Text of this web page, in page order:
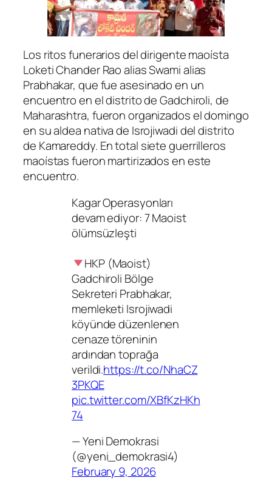
Los ritos funerarios del dirigente maoísta
Loketi Chander Rao alias Swami alias
Prabhakar, que fue asesinado en un
encuentro en el distrito de Gadchiroli, de
Maharashtra, fueron organizados el domingo
en su aldea nativa de Isrojiwadi del distrito
de Kamareddy. En total siete guerrilleros
maoístas fueron martirizados en este
encuentro.
Kagar Operasyonları
devam ediyor: 7 Maoist
ölümsüzleşti
HKP (Maoist)
Gadchiroli Bölge
Sekreteri Prabhakar,
memleketi Isrojiwadi
köyünde düzenlenen
cenaze töreninin
ardından toprağa
verildi.https://t.co/NhaCZ
3PKQE
pic.twitter.com/XBfKzHKh
74
— Yeni Demokrasi
(@yeni_demokrasi4)
February 9, 2026